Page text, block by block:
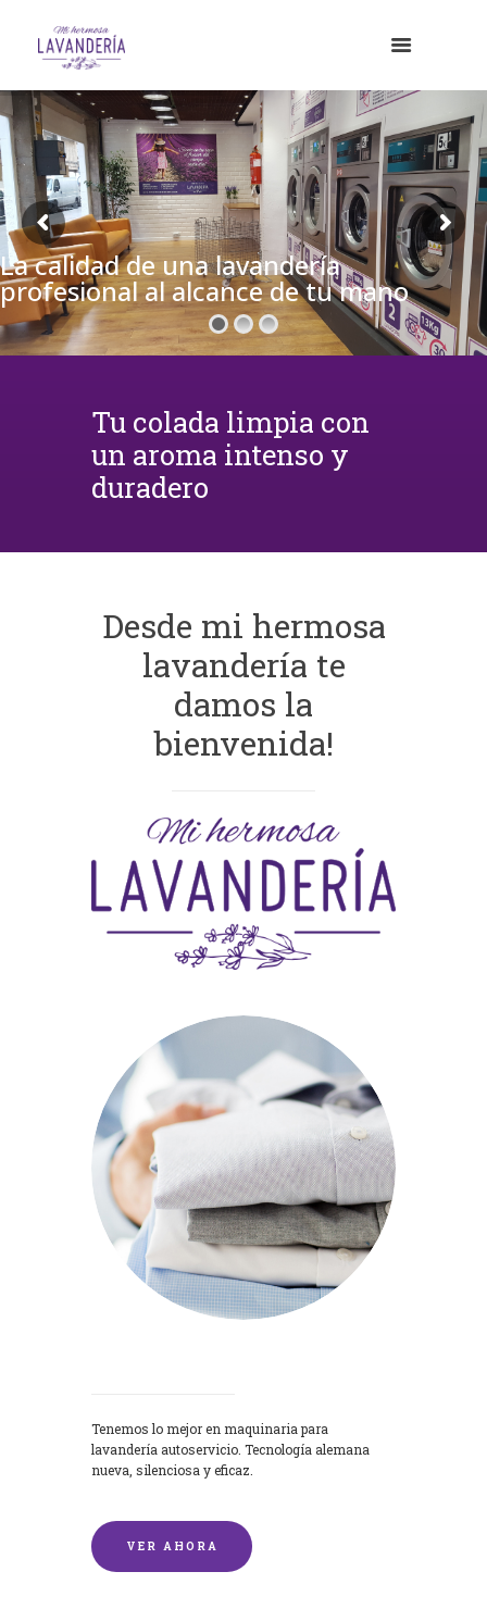
La calidad de una lavandería
profesional al alcance de tu mano
Tu colada limpia con
un aroma intenso y
duradero
Desde mi hermosa
lavandería te
damos la
bienvenida!
Tenemos lo mejor en maquinaria para
lavandería autoservicio. Tecnología alemana
nueva, silenciosa y eficaz.
VER AHORA